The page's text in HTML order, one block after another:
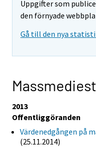
Uppgifter som
den förnyade
Gå till den nya
2013
Offentliggöranden
Värdenedgången på
(25.11.2014)